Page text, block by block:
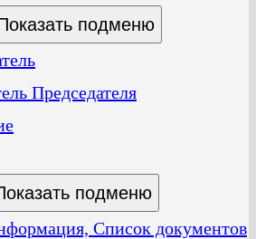
подменю
Председателя
подменю
Список документов